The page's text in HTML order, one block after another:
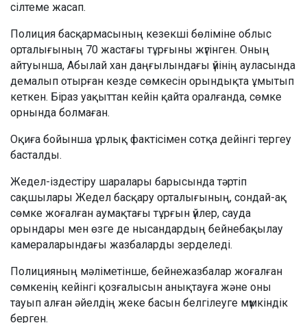
сілтеме жасап.
Полиция басқармасының кезекші бөліміне облыс
орталығының 70 жастағы тұрғыны жүгінген. Оның
айтуынша, Абылай хан даңғылындағы үйінің ауласында
демалып отырған кезде сөмкесін орындықта ұмытып
кеткен. Біраз уақыттан кейін қайта оралғанда, сөмке
орнында болмаған.
Оқиға бойынша ұрлық фактісімен сотқа дейінгі тергеу
басталды.
Жедел-іздестіру шаралары барысында тәртіп
сақшылары Жедел басқару орталығының, сондай-ақ
сөмке жоғалған аумақтағы тұрғын үйлер, сауда
орындары мен өзге де нысандардың бейнебақылау
камераларындағы жазбаларды зерделеді.
Полицияның мәліметінше, бейнежазбалар жоғалған
сөмкенің кейінгі қозғалысын анықтауға және оны
тауып алған әйелдің жеке басын белгілеуге мүмкіндік
берген.